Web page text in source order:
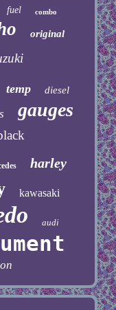
fuel combo
original
temp diesel
gauges
harley
kawasaki
audi